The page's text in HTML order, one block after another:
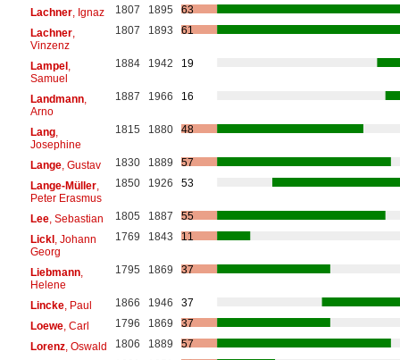
Lachner, Ignaz 1807 1895
63
Lachner,
Vinzenz
1807 1893 61
Lampel,
Samuel
1884 1942 19
Landmann,
Arno
1887 1966 16
Lang,
Josephine
1815 1880 48
Lange, Gustav 1830 1889
57
Lange-Müller,
Peter Erasmus
1850 1926 53
Lee, Sebastian 1805 1887
55
Lickl, Johann
Georg
1769 1843 11
Liebmann,
Helene
1795 1869 37
Lincke, Paul 1866 1946
37
Loewe, Carl 1796 1869
37
Lorenz, Oswald 1806 1889
57